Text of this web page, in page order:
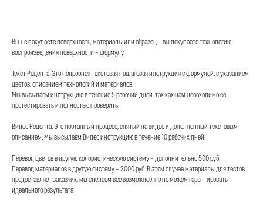
Вы не покупаете поверхность, материалы или образец – вы покупаете технологию
воспроизведения поверхности – формулу.
Текст Рецепта. Это подробная текстовая пошаговая инструкция с формулой: с указанием
цветов, описанием технологий и материалов.
Мы высылаем инструкцию в течение 5 рабочий дней, так как нам необходимо ее
протестировать и полностью проверить.
Видео Рецепта. Это поэтапный процесс, снятый на видео и дополненный текстовым
описанием. Мы высылаем Видео инструкцию в течение 10 рабочих дней.
Перевод цветов в другую колористическую систему – дополнительно 500 руб.
Перевод материалов в другую систему – 2000 руб. В этом случае материалы для тестов
предоставляет заказчик, мы сделаем все возможное, но не можем гарантировать
идеального результата